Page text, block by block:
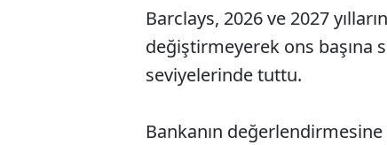
Barclays, 2026 ve 2027
değiştirmeyerek ons başına
seviyelerinde tuttu.
Bankanın